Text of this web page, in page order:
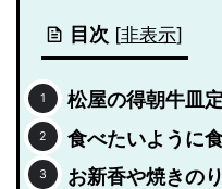
目次 [非表示]
松屋の得朝牛皿
食べたいように
お新香や焼きの